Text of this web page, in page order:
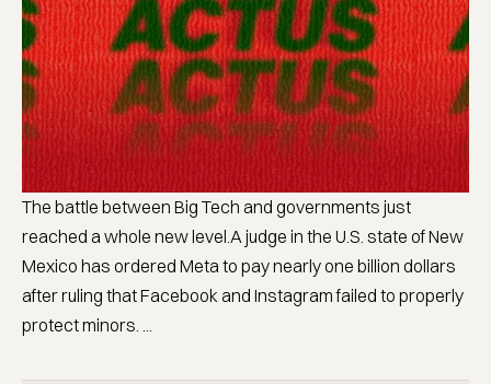
The battle between Big Tech and governments just
reached a whole new level.A judge in the U.S. state of New
Mexico has ordered Meta to pay nearly one billion dollars
after ruling that Facebook and Instagram failed to properly
protect minors. ...